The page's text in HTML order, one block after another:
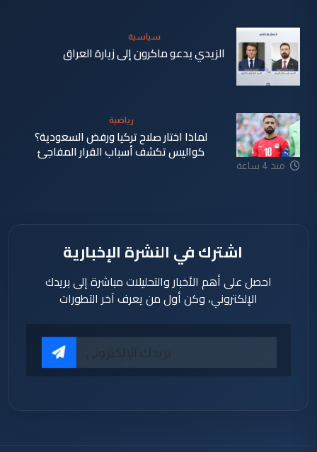
سياسية
الزيدي يدعو ماكرون إلى زيارة العراق
منذ 4 ساعة
رياضية
لماذا اختار صلاح تركيا ورفض السعودية؟
كواليس تكشف أسباب القرار المفاجئ
اشترك في النشرة الإخبارية
احصل على أهم الأخبار والتحليلات مباشرة إلى بريدك
الإلكتروني، وكن أول من يعرف آخر التطورات